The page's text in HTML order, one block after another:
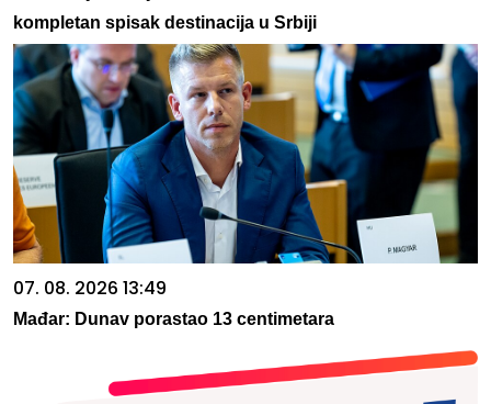
kompletan spisak destinacija u Srbiji
07. 08. 2026 13:49
Mađar: Dunav porastao 13 centimetara